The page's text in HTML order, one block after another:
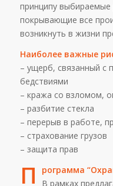
принципу выбираемые
покрывающие все
возникнуть в жизни
Наиболее важные
– ущерб, связанный с
бедствиями
– кража со взломом,
– разбитие стекла
– перерыв в работе,
– страхование грузов
– защита прав
П
рограмма
В рамках